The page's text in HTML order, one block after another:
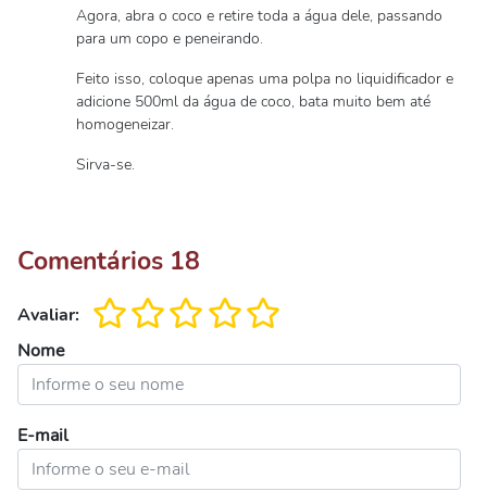
Agora, abra o coco e retire toda a água dele, passando
para um copo e peneirando.
Feito isso, coloque apenas uma polpa no liquidificador e
adicione 500ml da água de coco, bata muito bem até
homogeneizar.
Sirva-se.
Comentários 18
Avaliar:
Nome
E-mail